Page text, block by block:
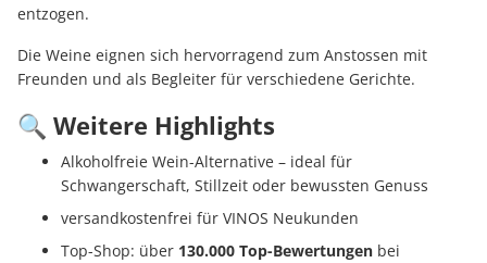
entzogen.
Die Weine eignen sich hervorragend zum Anstossen mit
Freunden und als Begleiter für verschiedene Gerichte.
🔍 Weitere Highlights
Alkoholfreie Wein-Alternative – ideal für
Schwangerschaft, Stillzeit oder bewussten Genuss
versandkostenfrei für VINOS Neukunden
Top-Shop: über 130.000 Top-Bewertungen bei